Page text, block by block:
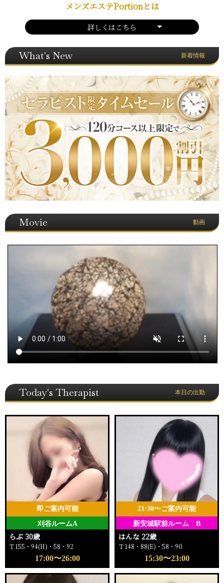
メンズエステPortionとは
詳しくはこちら
What's New 新着情報
Movie 動画
Today's Therapist 本日の出勤
刈谷ルームA
即ご案内可能
らぶ 30歳
Ｔ155・94(H)・58・92
17:00〜26:00
新安城駅前ルーム B
21:30〜ご案内可能
はんな 22歳
Ｔ148・88(E)・58・90
15:30〜23:00